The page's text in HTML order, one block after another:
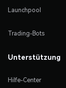
Launchpool
Trading-Bots
Unterstützung
Hilfe-Center